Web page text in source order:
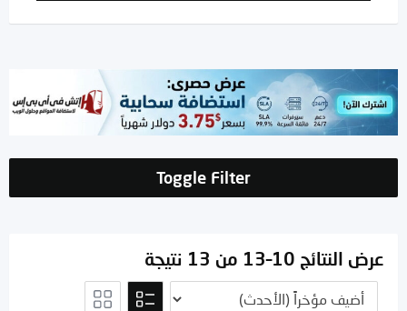
Toggle Filter
عرض النتائج 10–13 من 13 نتيجة